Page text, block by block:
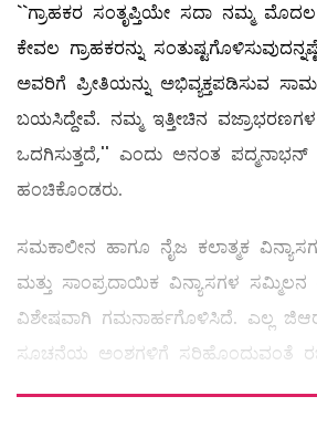
``ಗ್ರಾಹಕರ ಸಂತೃಪ್ತಿಯೇ ಸದಾ ನಮ್ಮ
ಕೇವಲ ಗ್ರಾಹಕರನ್ನು
ಅವರಿಗೆ ಪ್ರೀತಿಯನ್ನು ಅಭಿವ್ಯಕ್ತಪಡಿಸುವ
ಬಯಸಿದ್ದೇವೆ. ನಮ್ಮ ಇತ್ತೀಚಿನ
ಒದಗಿಸುತ್ತದೆ,'' ಎಂದು ಅನಂತ
ಹಂಚಿಕೊಂಡರು.
ಸಮಕಾಲೀನ ಹಾಗೂ ನೈಜ ಕಲಾತ್ಮಕ
ಮತ್ತು ಸಾಂಪ್ರದಾಯಿಕ ವಿನ್ಯಾಸಗಳ
ವಿಶೇಷವಾಗಿ ಗಮನಾರ್ಹಗೊಳಿಸಿದೆ. ಎಲ್ಲ
ಸೂಚನೆಯ ಅಂಶಗಳಿಗೆ ಸರಿಹೊಂದುವಂತೆ